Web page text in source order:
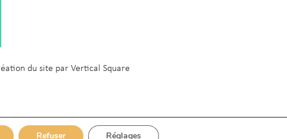
du site par Vertical Square
Refuser Réglages